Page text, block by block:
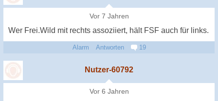
Vor 7 Jahren
Wer Frei.Wild mit rechts assoziiert, hält FSF auch für links.
Alarm Antworten 19
Nutzer-60792
Vor 6 Jahren